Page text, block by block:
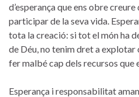
d’esperança que ens obre
participar de la seva vida.
tota la creació: si tot el món ha
de Déu, no tenim dret a explotar
fer malbé cap dels recursos que
Esperança i responsabilitat